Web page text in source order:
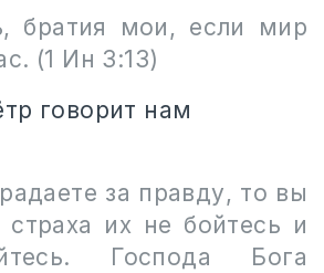
братия мои, если мир
(1 Ин 3:13)
говорит нам
за правду, то вы
их не бойтесь и
Господа Бога